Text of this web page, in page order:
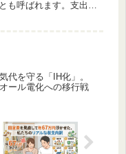
も呼ばれます。支出を
代を守る「IH化」。
ール電化への移行戦